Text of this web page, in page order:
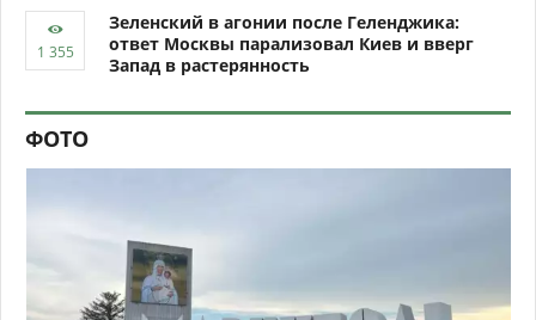
Зеленский в агонии после Геленджика:
ответ Москвы парализовал Киев и вверг
Запад в растерянность
ФОТО